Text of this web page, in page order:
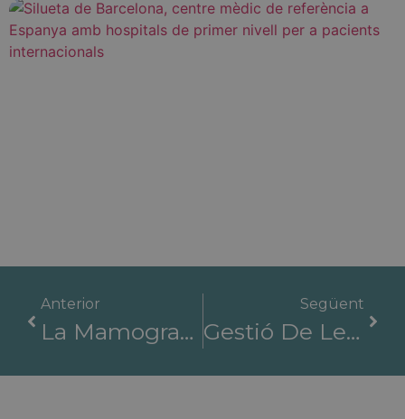
Anterior
La Mamografia Amb Suport D'IA Millora El Cribratge Del Càncer De Mama: Una Nova Era En La Detecció Precoç
Següent
Gestió De Les Complicacions Quirúrgiques A Espanya: Per Què Els Hospitals D'alta Complexitat Marquen La Diferència